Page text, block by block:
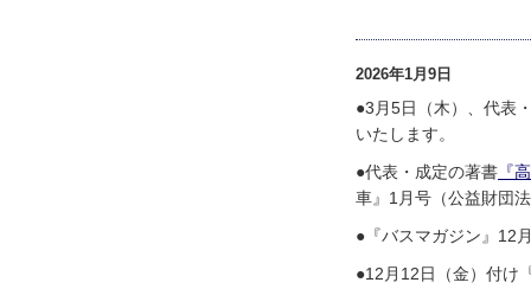
2026年1月9日
●3月5日（木）、代表
いたします。
●代表・成定の著書 『
車』1月号（公益財団
●『バスマガジン』12
●12月12日（金）付け